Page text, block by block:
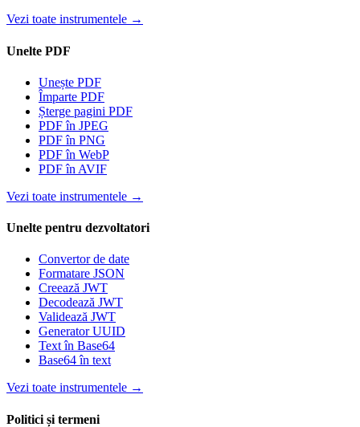
Vezi toate instrumentele →
Unelte PDF
Unește PDF
Împarte PDF
Șterge pagini PDF
PDF în JPEG
PDF în PNG
PDF în WebP
PDF în AVIF
Vezi toate instrumentele →
Unelte pentru dezvoltatori
Convertor de date
Formatare JSON
Creează JWT
Decodează JWT
Validează JWT
Generator UUID
Text în Base64
Base64 în text
Vezi toate instrumentele →
Politici și termeni